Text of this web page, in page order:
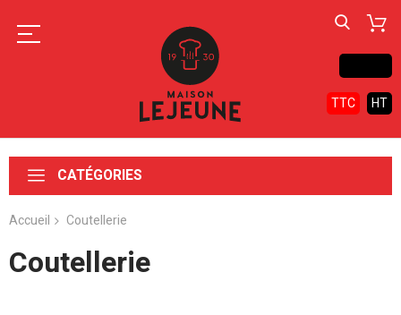
TTC HT
CATÉGORIES
Accueil Coutellerie
Coutellerie